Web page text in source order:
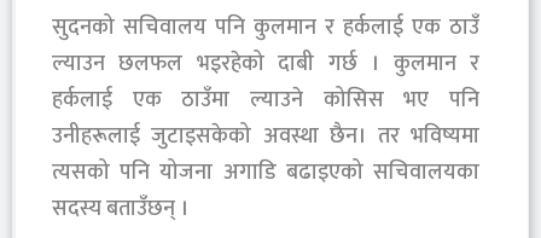
सुदनको सचिवालय पनि कुलमान र हर्कलाई एक ठाउँ
ल्याउन छलफल भइरहेको दाबी गर्छ । कुलमान र
हर्कलाई एक ठाउँमा ल्याउने कोसिस भए पनि
उनीहरूलाई जुटाइसकेको अवस्था छैन। तर भविष्यमा
त्यसको पनि योजना अगाडि बढाइएको सचिवालयका
सदस्य बताउँछन् ।